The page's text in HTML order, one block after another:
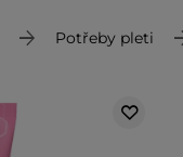
Potřeby pleti